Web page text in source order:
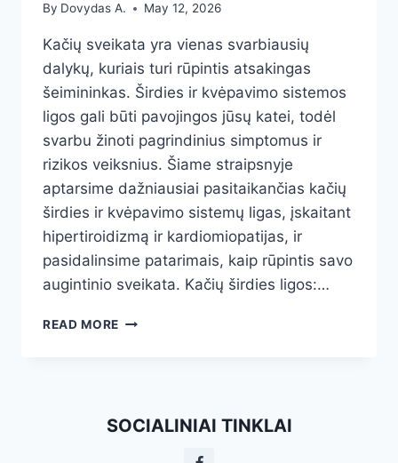
By Dovydas A. May 12, 2026
Kačių sveikata yra vienas svarbiausių
dalykų, kuriais turi rūpintis atsakingas
šeimininkas. Širdies ir kvėpavimo sistemos
ligos gali būti pavojingos jūsų katei, todėl
svarbu žinoti pagrindinius simptomus ir
rizikos veiksnius. Šiame straipsnyje
aptarsime dažniausiai pasitaikančias kačių
širdies ir kvėpavimo sistemų ligas, įskaitant
hipertiroidizmą ir kardiomiopatijas, ir
pasidalinsime patarimais, kaip rūpintis savo
augintinio sveikata. Kačių širdies ligos:…
READ MORE KAČIŲ
KĄ
SOCIALINIAI TINKLAI